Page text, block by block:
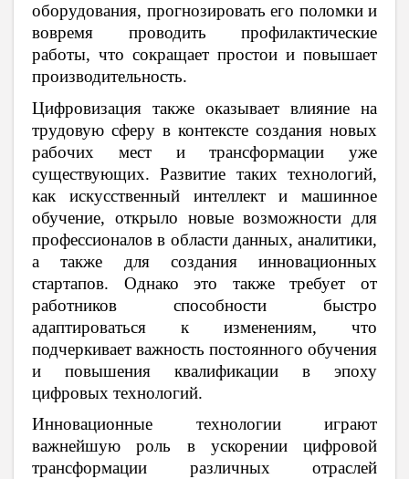
оборудования, прогнозировать его поломки и
вовремя проводить профилактические
работы, что сокращает простои и повышает
производительность.
Цифровизация также оказывает влияние на
трудовую сферу в контексте создания новых
рабочих мест и трансформации уже
существующих. Развитие таких технологий,
как искусственный интеллект и машинное
обучение, открыло новые возможности для
профессионалов в области данных, аналитики,
а также для создания инновационных
стартапов. Однако это также требует от
работников способности быстро
адаптироваться к изменениям, что
подчеркивает важность постоянного обучения
и повышения квалификации в эпоху
цифровых технологий.
Инновационные технологии играют
важнейшую роль в ускорении цифровой
трансформации различных отраслей